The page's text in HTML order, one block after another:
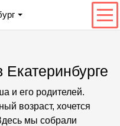
Екатеринбурге
и его родителей.
возраст, хочется
мы собрали